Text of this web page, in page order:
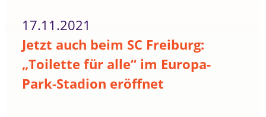
17.11.2021
Jetzt auch beim SC Freiburg:
„Toilette für alle“ im Europa-
Park-Stadion eröffnet